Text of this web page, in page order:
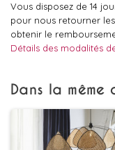
Vous disposez de 14
pour nous retourner
obtenir le
Détails des modalités
Dans la même